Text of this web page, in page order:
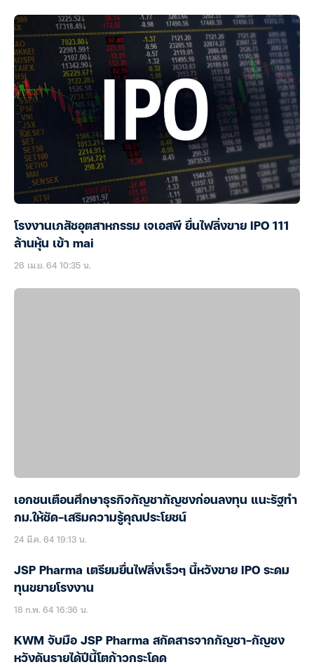
โรงงานเภสัชอุตสาหกรรม เจเอสพี ยื่นไฟลิ่งขาย IPO 111
ล้านหุ้น เข้า mai
26 เม.ย. 64 10:35 น.
เอกชนเตือนศึกษาธุรกิจกัญชากัญชงก่อนลงทุน แนะรัฐทำ
กม.ให้ชัด-เสริมความรู้คุณประโยชน์
24 มี.ค. 64 19:13 น.
JSP Pharma เตรียมยื่นไฟลิ่งเร็วๆ นี้หวังขาย IPO ระดม
ทุนขยายโรงงาน
18 ก.พ. 64 16:36 น.
KWM จับมือ JSP Pharma สกัดสารจากกัญชา-กัญชง
หวังดันรายได้ปีนี้โตก้าวกระโดด